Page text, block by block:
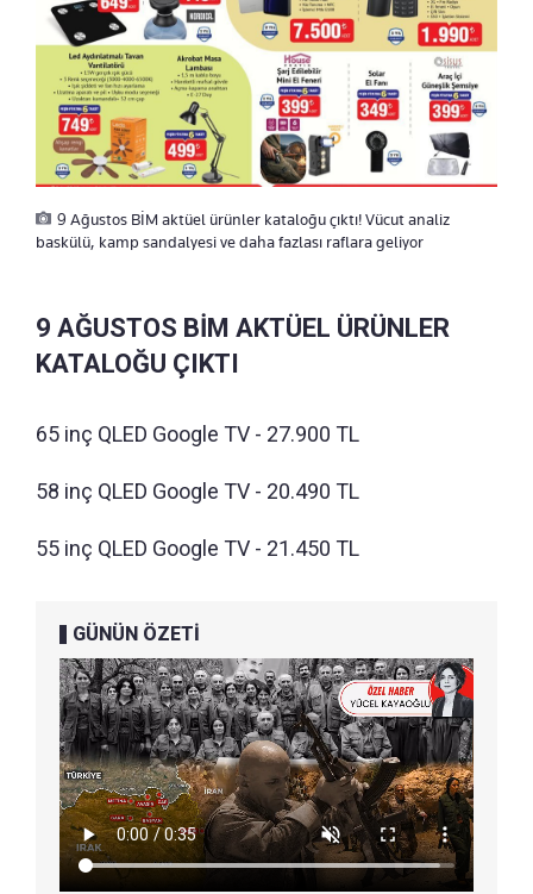
9 Ağustos BİM aktüel ürünler kataloğu çıktı! Vücut analiz
baskülü, kamp sandalyesi ve daha fazlası raflara geliyor
9 AĞUSTOS BİM AKTÜEL ÜRÜNLER
KATALOĞU ÇIKTI
65 inç QLED Google TV - 27.900 TL
58 inç QLED Google TV - 20.490 TL
55 inç QLED Google TV - 21.450 TL
GÜNÜN ÖZETİ